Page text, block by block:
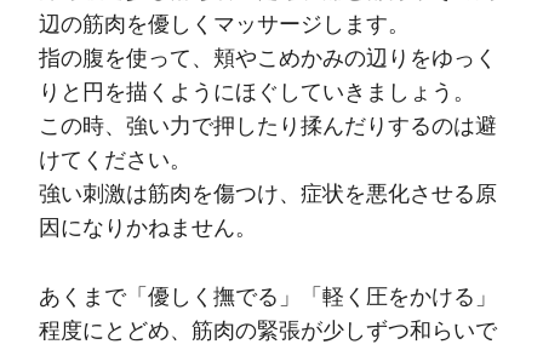
辺の筋肉を優しくマッサージします。
指の腹を使って、頬やこめかみの辺りをゆっく
りと円を描くようにほぐしていきましょう。
この時、強い力で押したり揉んだりするのは避
けてください。
強い刺激は筋肉を傷つけ、症状を悪化させる原
因になりかねません。
あくまで「優しく撫でる」「軽く圧をかける」
程度にとどめ、筋肉の緊張が少しずつ和らいで